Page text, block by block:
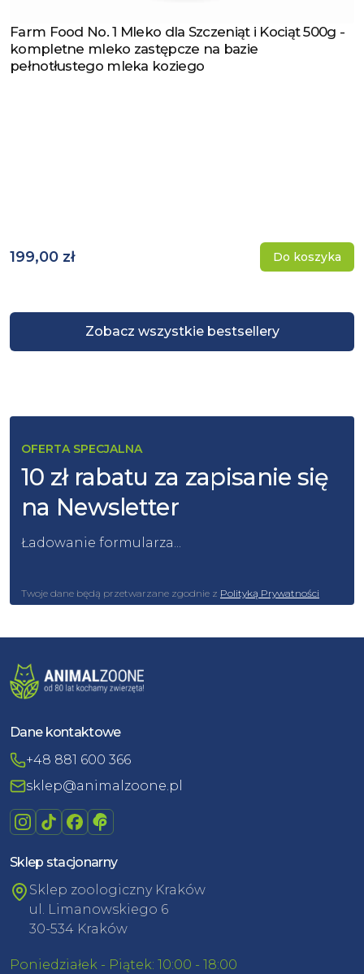
Zobacz wszystkie bestsellery
Zobacz produkt
Farm Food No. 1 Mleko dla Szczeniąt i Kociąt 500g -
kompletne mleko zastępcze na bazie
pełnotłustego mleka koziego
199,00 zł Do koszyka
OFERTA SPECJALNA
10 zł rabatu za zapisanie się
na Newsletter
Ładowanie formularza...
Twoje dane będą przetwarzane zgodnie z Polityką Prywatności
Dane kontaktowe
+48 881 600 366
sklep@animalzoone.pl
Sklep stacjonarny
Sklep zoologiczny Kraków
ul. Limanowskiego 6
30-534 Kraków
Poniedziałek - Piątek: 10:00 - 18:00